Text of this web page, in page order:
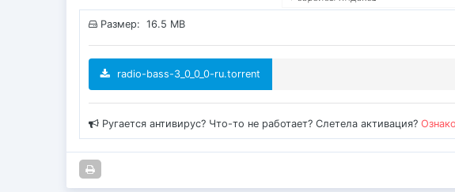
Размер: 16.5 MB
radio-bass-3_0_0_0-ru.torrent
Ругается антивирус? Что-то не работает? Слетела активация?